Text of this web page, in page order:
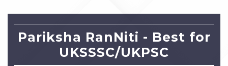
Pariksha RanNiti - Best for
UKSSSC/UKPSC